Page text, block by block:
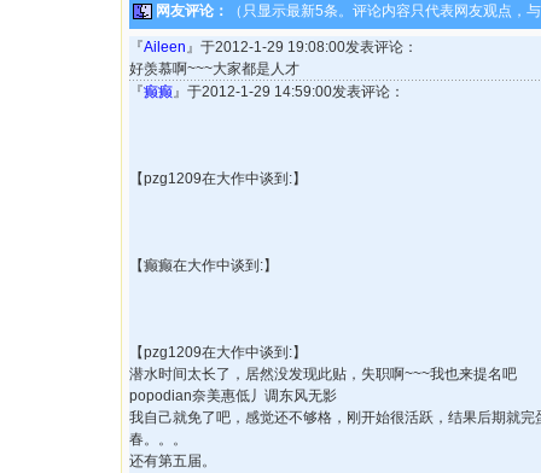
网友评论： （只显示最新5条。评论内容只代表网友观点，
『Aileen』于2012-1-29 19:08:00发表评论：
好羡慕啊~~~大家都是人才
『癫癫』于2012-1-29 14:59:00发表评论：
【pzg1209在大作中谈到:】
【癫癫在大作中谈到:】
【pzg1209在大作中谈到:】
潜水时间太长了，居然没发现此贴，失职啊~~~我也来提名吧
popodian奈美惠低丿调东风无影
我自己就免了吧，感觉还不够格，刚开始很活跃，结果后期就
春。。。
还有第五届。